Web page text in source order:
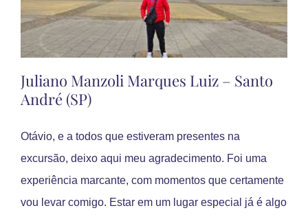
Juliano Manzoli Marques Luiz – Santo
André (SP)
Otávio, e a todos que estiveram presentes na
excursão, deixo aqui meu agradecimento. Foi uma
experiência marcante, com momentos que certamente
vou levar comigo. Estar em um lugar especial já é algo